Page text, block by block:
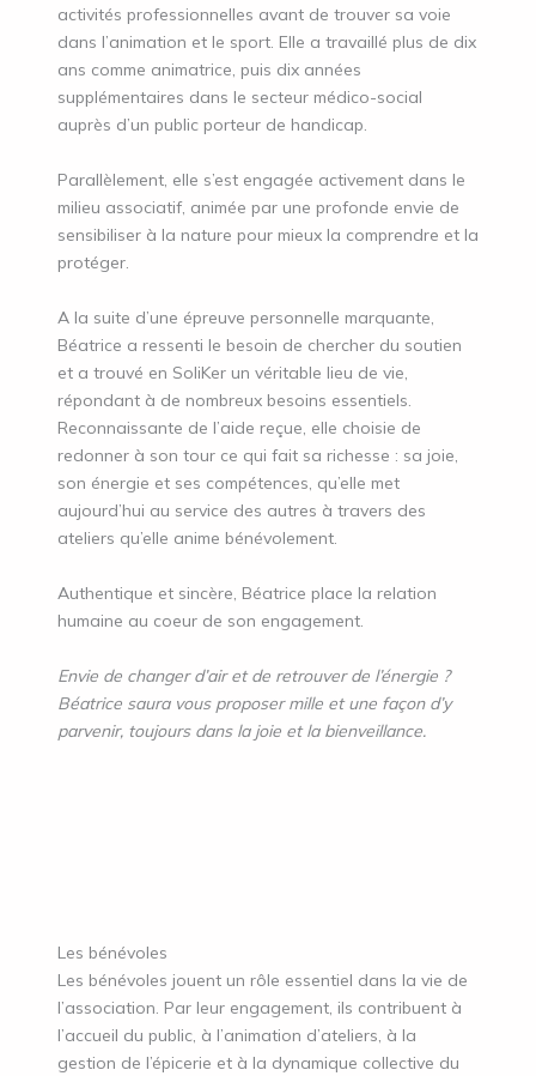
activités professionnelles avant de trouver sa voie
dans l’animation et le sport. Elle a travaillé plus de dix
ans comme animatrice, puis dix années
supplémentaires dans le secteur médico-social
auprès d’un public porteur de handicap.
Parallèlement, elle s’est engagée activement dans le
milieu associatif, animée par une profonde envie de
sensibiliser à la nature pour mieux la comprendre et la
protéger.
A la suite d’une épreuve personnelle marquante,
Béatrice a ressenti le besoin de chercher du soutien
et a trouvé en SoliKer un véritable lieu de vie,
répondant à de nombreux besoins essentiels.
Reconnaissante de l’aide reçue, elle choisie de
redonner à son tour ce qui fait sa richesse : sa joie,
son énergie et ses compétences, qu’elle met
aujourd’hui au service des autres à travers des
ateliers qu’elle anime bénévolement.
Authentique et sincère, Béatrice place la relation
humaine au coeur de son engagement.
Envie de changer d’air et de retrouver de l’énergie ?
Béatrice saura vous proposer mille et une façon d’y
parvenir, toujours dans la joie et la bienveillance.
Les bénévoles
Les bénévoles jouent un rôle essentiel dans la vie de
l’association. Par leur engagement, ils contribuent à
l’accueil du public, à l’animation d’ateliers, à la
gestion de l’épicerie et à la dynamique collective du